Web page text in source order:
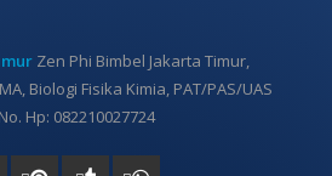
Zen Phi Bimbel Jakarta Timur,
Biologi Fisika Kimia, PAT/PAS/UAS
Hp: 082210027724